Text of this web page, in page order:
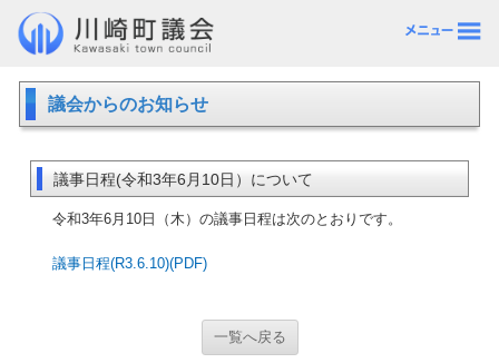
議会からのお知らせ
議事日程(令和3年6月10日）について
令和3年6月10日（木）の議事日程は次のとおりです。
議事日程(R3.6.10)(PDF)
一覧へ戻る